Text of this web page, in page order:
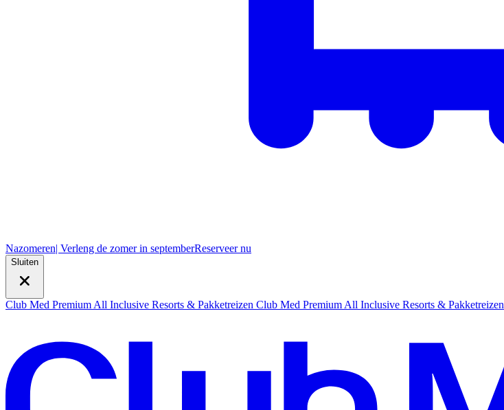
Nazomeren| Verleng de zomer in septemberReserveer nu
Sluiten
Club Med Premium All Inclusive Resorts & Pakketreizen Club Med Premium All Inclusive Resorts & Pakketreizen